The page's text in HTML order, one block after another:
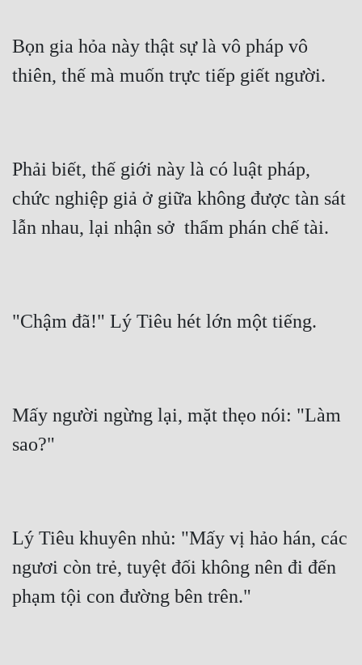
Sát Phạt Quyết Đoán
Vô Sỉ
Điềm Đạm
Bọn gia hỏa này thật sự là vô pháp vô
thiên, thế mà muốn trực tiếp giết người.
Phải biết, thế giới này là có luật pháp,
chức nghiệp giả ở giữa không được tàn sát
lẫn nhau, lại nhận sở  thẩm phán chế tài.
"Chậm đã!" Lý Tiêu hét lớn một tiếng.
Mấy người ngừng lại, mặt thẹo nói: "Làm
sao?"
Lý Tiêu khuyên nhủ: "Mấy vị hảo hán, các
ngươi còn trẻ, tuyệt đối không nên đi đến
phạm tội con đường bên trên."